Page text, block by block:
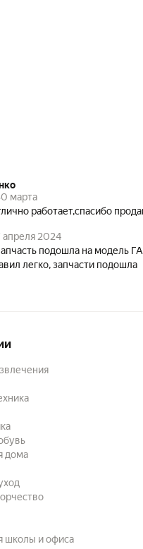
марта
работает,спасибо
апреля 2024
подошла на модель
легко, запчасти подошла
дома
школы и офиса